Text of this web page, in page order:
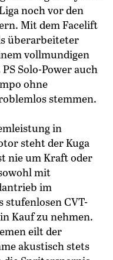
noch vor den
Mit dem Facelift
überarbeiteter
vollmundigen
Solo-Power auch
ohne
stemmen.
in
steht der Kuga
nie um Kraft oder
mit
im
stufenlosen CVT-
Kauf zu nehmen.
eilt der
akustisch stets